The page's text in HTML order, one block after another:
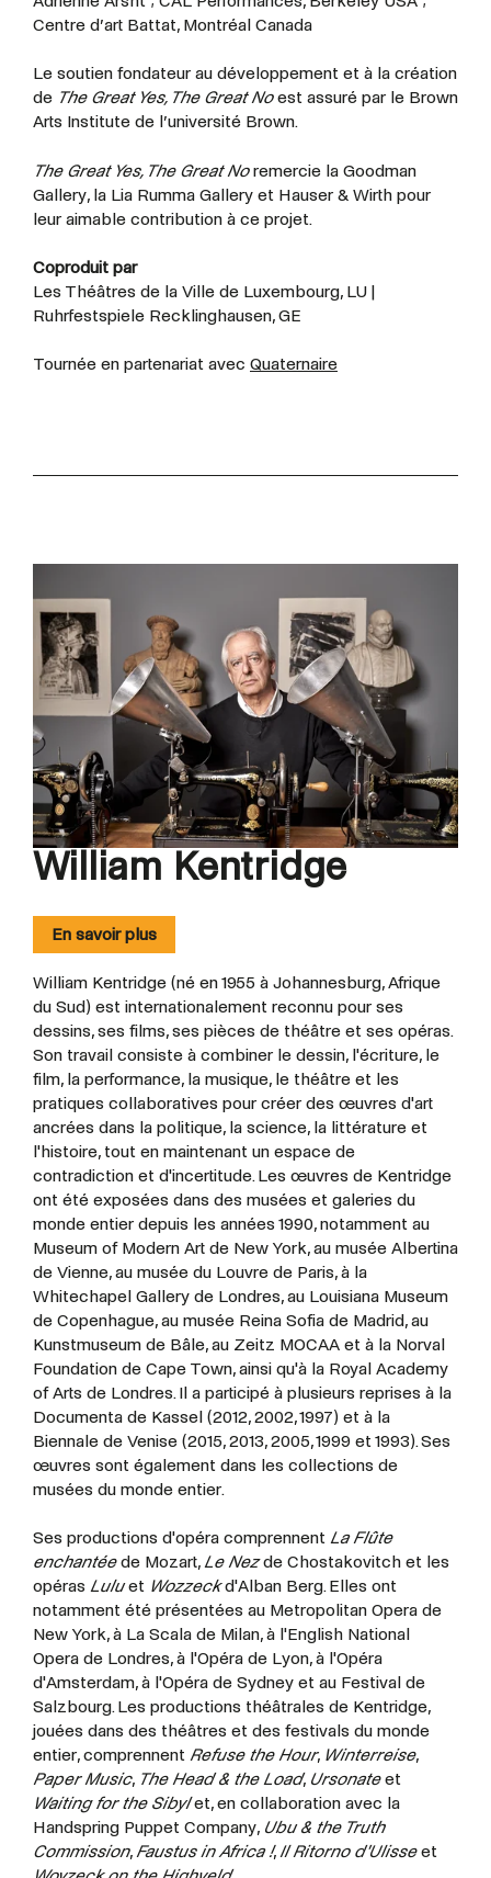
Centre d’art Battat, Montréal Canada
Le soutien fondateur au développement et à la création
de The Great Yes, The Great No est assuré par le Brown
Arts Institute de l’université Brown.
The Great Yes, The Great No remercie la Goodman
Gallery, la Lia Rumma Gallery et Hauser & Wirth pour
leur aimable contribution à ce projet.
Coproduit par
Les Théâtres de la Ville de Luxembourg, LU |
Ruhrfestspiele Recklinghausen, GE
Tournée en partenariat avec Quaternaire
William Kentridge
En savoir plus
William Kentridge (né en 1955 à Johannesburg, Afrique
du Sud) est internationalement reconnu pour ses
dessins, ses films, ses pièces de théâtre et ses opéras.
Son travail consiste à combiner le dessin, l'écriture, le
film, la performance, la musique, le théâtre et les
pratiques collaboratives pour créer des œuvres d'art
ancrées dans la politique, la science, la littérature et
l'histoire, tout en maintenant un espace de
contradiction et d'incertitude. Les œuvres de Kentridge
ont été exposées dans des musées et galeries du
monde entier depuis les années 1990, notamment au
Museum of Modern Art de New York, au musée Albertina
de Vienne, au musée du Louvre de Paris, à la
Whitechapel Gallery de Londres, au Louisiana Museum
de Copenhague, au musée Reina Sofia de Madrid, au
Kunstmuseum de Bâle, au Zeitz MOCAA et à la Norval
Foundation de Cape Town, ainsi qu'à la Royal Academy
of Arts de Londres. Il a participé à plusieurs reprises à la
Documenta de Kassel (2012, 2002, 1997) et à la
Biennale de Venise (2015, 2013, 2005, 1999 et 1993). Ses
œuvres sont également dans les collections de
musées du monde entier.
Ses productions d'opéra comprennent La Flûte
enchantéede Mozart, Le Nezde Chostakovitch et les
opéras Luluet Wozzeckd'Alban Berg. Elles ont
notamment été présentées au Metropolitan Opera de
New York, à La Scala de Milan, à l'English National
Opera de Londres, à l'Opéra de Lyon, à l'Opéra
d'Amsterdam, à l'Opéra de Sydney et au Festival de
Salzbourg. Les productions théâtrales de Kentridge,
jouées dans des théâtres et des festivals du monde
entier, comprennent Refuse the Hour, Winterreise,
Paper Music, The Head & the Load, Ursonateet
Waiting for the Sibylet, en collaboration avec la
Handspring Puppet Company, Ubu & the Truth
Commission, Faustus in Africa !, Il Ritorno d'Ulisseet